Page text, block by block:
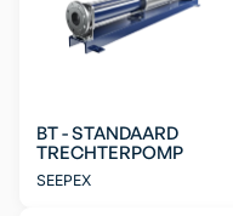
BT - STANDAARD
TRECHTERPOMP
SEEPEX